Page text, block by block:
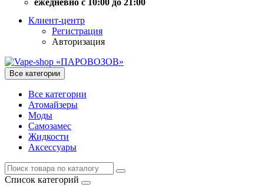
ежедневно с 10:00 до 21:00
Клиент-центр
Регистрация
Авторизация
Все категории
Все категории
Атомайзеры
Моды
Самозамес
Жидкости
Аксессуары
Список категорий